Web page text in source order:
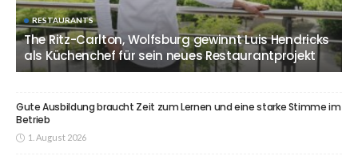
RESTAURANTS
The Ritz-Carlton, Wolfsburg gewinnt Luis Hendricks
als Küchenchef für sein neues Restaurantprojekt
Gute Ausbildung braucht Zeit zum Lernen und eine starke Stimme im
Betrieb
1. August 2026